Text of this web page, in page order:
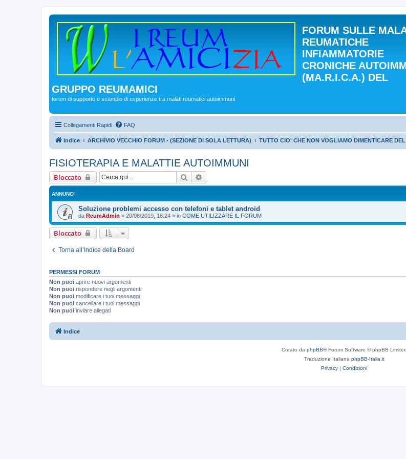
FORUM SULLE
REUMATICHE
INFIAMMATORIE
CRONICHE
(MA.R.I.C.A.) DEL
GRUPPO REUMAMICI
forum di supporto e scambio di esperienze tra malati reumatici autoimmuni
Collegamenti Rapidi FAQ
Indice ARCHIVIO VECCHIO FORUM - (SEZIONE DI SOLA LETTURA) TUTTO CIO' CHE NON VOGLIAMO DIMENTICARE
FISIOTERAPIA E MALATTIE AUTOIMMUNI
Bloccato Cerca
ANNUNCI
Soluzione problemi accesso con telefoni e tablet android
da ReumAdmin » 20/08/2019, 16:24 » in COME UTILIZZARE IL FORUM
Bloccato
Torna all’Indice della Board
PERMESSI FORUM
Non puoi aprire nuovi argomenti
Non puoi rispondere negli argomenti
Non puoi modificare i tuoi messaggi
Non puoi cancellare i tuoi messaggi
Non puoi inviare allegati
Indice
Creato da phpBB® Forum Software © phpBB Limited
Traduzione Italiana phpBB-Italia.it
Privacy | Condizioni